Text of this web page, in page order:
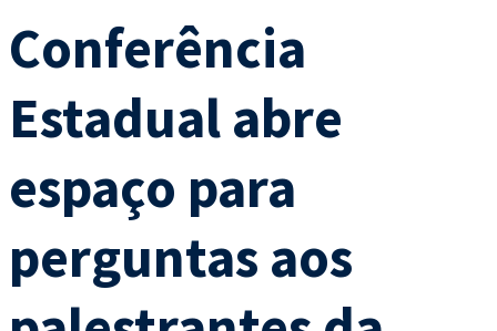
Conferência
Estadual abre
espaço para
perguntas aos